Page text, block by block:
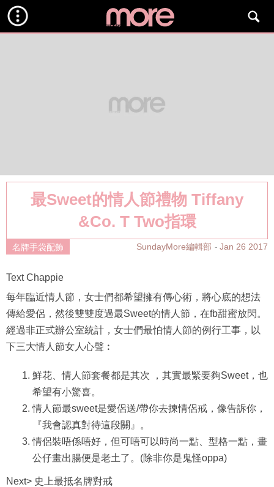
最Sweet的情人節禮物 Tiffany
&Co. T Two指環
名牌手袋配飾 SundayMore編輯部 Jan 26 2017
Text Chappie
每年臨近情人節，女士們都希望擁有傳心術，將心底的想法
傳給愛侶，然後雙雙度過最Sweet的情人節，在fb甜蜜放閃。
經過非正式辦公室統計，女士們最怕情人節的例行工事，以
下三大情人節女人心聲︰
鮮花、情人節套餐都是其次 ，其實最緊要夠Sweet，也
希望有小驚喜。
情人節最sweet是愛侶送/帶你去揀情侶戒，像告訴你，
『我會認真對待這段關』。
情侶裝唔係唔好，但可唔可以時尚一點、型格一點，畫
公仔畫出腸便是老土了。(除非你是鬼怪oppa)
Next> 史上最抵名牌對戒